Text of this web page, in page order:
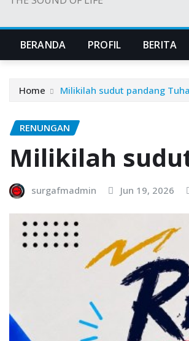
BERANDA PROFIL BERITA
Home Milikilah sudut pandang
RENUNGAN
Milikilah
surgafmadmin Jun 19, 2026